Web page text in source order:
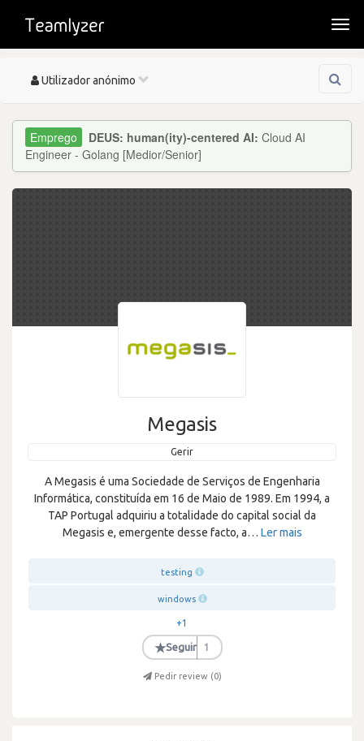
Toggle
Utilizador anónimo
DEUS: human(ity)-centered AI: Cloud AI
Engineer - Golang [Medior/Senior]
Megasis
Gerir
A Megasis é uma Sociedade de Serviços de Engenharia
Informática, constituída em 16 de Maio de 1989. Em 1994, a
TAP Portugal adquiriu a totalidade do capital social da
Megasis e, emergente desse facto, a… Ler mais
testing
windows
+1
★Seguir 1
Pedir review (0)